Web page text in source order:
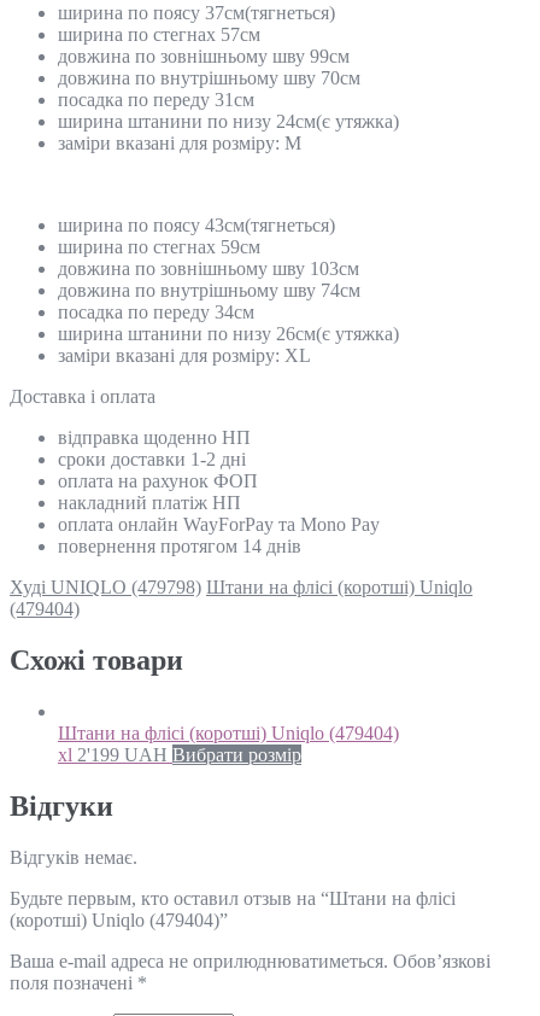
ширина по поясу 37см(тягнеться)
ширина по стегнах 57см
довжина по зовнішньому шву 99см
довжина по внутрішньому шву 70см
посадка по переду 31см
ширина штанини по низу 24см(є утяжка)
заміри вказані для розміру: М
ширина по поясу 43см(тягнеться)
ширина по стегнах 59см
довжина по зовнішньому шву 103см
довжина по внутрішньому шву 74см
посадка по переду 34см
ширина штанини по низу 26см(є утяжка)
заміри вказані для розміру: XL
Доставка і оплата
відправка щоденно НП
сроки доставки 1-2 дні
оплата на рахунок ФОП
накладний платіж НП
оплата онлайн WayForPay та Mono Pay
повернення протягом 14 днів
Худі UNIQLO (479798) Штани на флісі (коротші) Uniqlo
(479404)
Схожi товари
Штани на флісі (коротші) Uniqlo (479404)
xl 2'199 UAH Вибрати розмір
Відгуки
Відгуків немає.
Будьте первым, кто оставил отзыв на “Штани на флісі
(коротші) Uniqlo (479404)”
Ваша e-mail адреса не оприлюднюватиметься. Обов’язкові
поля позначені *